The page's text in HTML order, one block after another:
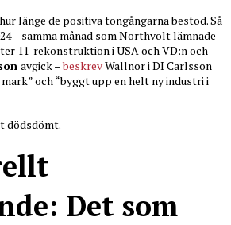
länge de positiva tongångarna bestod. Så
– samma månad som Northvolt lämnade
11-rekonstruktion i USA och VD:n och
avgick –beskrevWallnor i DI Carlsson
och “byggt upp en helt ny industri i
dödsdömt.
Det som